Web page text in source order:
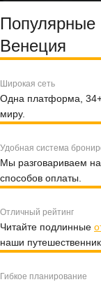
Популярные
Венеция
Широкая сеть
Одна платформа,
миру.
Удобная система
Мы разговариваем
способов оплаты.
Отличный рейтинг
Читайте подлинные
наши
Гибкое планирование